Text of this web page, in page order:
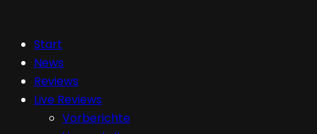
Start
News
Reviews
Live Reviews
Vorberichte